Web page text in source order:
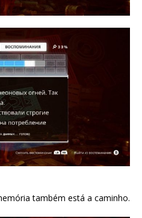
também está a caminho.